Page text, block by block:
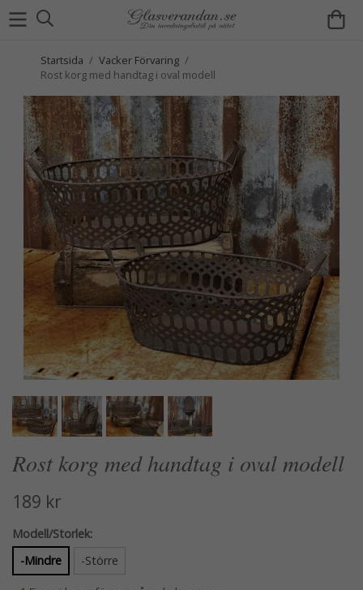
Startsida / Vacker Förvaring /
Rost korg med handtag i oval modell
Rost korg med handtag i oval modell
189 kr
Modell/Storlek:
-Mindre
-Större